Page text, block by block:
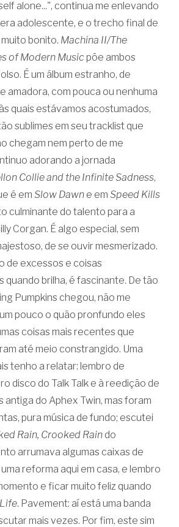
alone...", continua me enlevando
adolescente, e o trecho final de
bonito. Machina II/The
of Modern Music põe ambos
É um álbum estranho, de
amadora, com pouca ou nenhuma
quais estávamos acostumados,
sublimes em seu tracklist que
chegam nem perto de me
adorando a jornada
Collie and the Infinite Sadness,
é em Slow Dawn e em Speed Kills
culminante do talento para a
Corgan. É algo especial, sem
de se ouvir mesmerizado.
de excessos e coisas
quando brilha, é fascinante. De tão
Pumpkins chegou, não me
pouco o quão pronfundo eles
coisas mais recentes que
até meio constrangido. Uma
tenho a relatar: lembro de
disco do Talk Talk e à reedição de
antiga do Aphex Twin, mas foram
pura música de fundo; escutei
Rain, Crooked Rain do
arrumava algumas caixas de
reforma aqui em casa, e lembro
e ficar muito feliz quando
. Pavement: aí está uma banda
mais vezes. Por fim, este sim